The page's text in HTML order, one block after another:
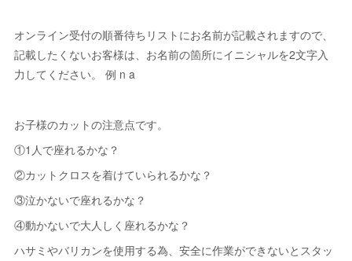
オンライン受付の順番待ちリストにお名前が記載されますので、
記載したくないお客様は、お名前の箇所にイニシャルを2文字入
力してください。 例 n a
お子様のカットの注意点です。
①1人で座れるかな？
②カットクロスを着けていられるかな？
③泣かないで座れるかな？
④動かないで大人しく座れるかな？
ハサミやバリカンを使用する為、安全に作業ができないとスタッ